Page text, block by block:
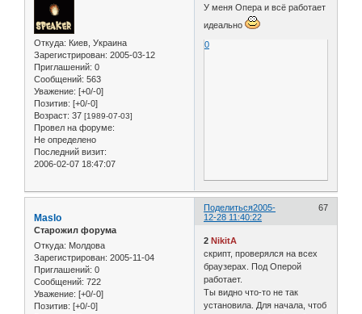
Откуда: Киев, Украина
Зарегистрирован: 2005-03-12
Приглашений: 0
Сообщений: 563
Уважение: [+0/-0]
Позитив: [+0/-0]
Возраст: 37 [1989-07-03]
Провел на форуме:
Не определено
Последний визит:
2006-02-07 18:47:07
У меня Опера и всё работает
идеально
0
Поделиться 67
2005-
12-28 11:40:22
Maslo
Старожил форума
Откуда: Молдова
Зарегистрирован: 2005-11-04
Приглашений: 0
Сообщений: 722
Уважение: [+0/-0]
Позитив: [+0/-0]
2NikitA
скрипт, проверялся на всех
браузерах. Под Оперой
работает.
Ты видно что-то не так
установила. Для начала, чтоб